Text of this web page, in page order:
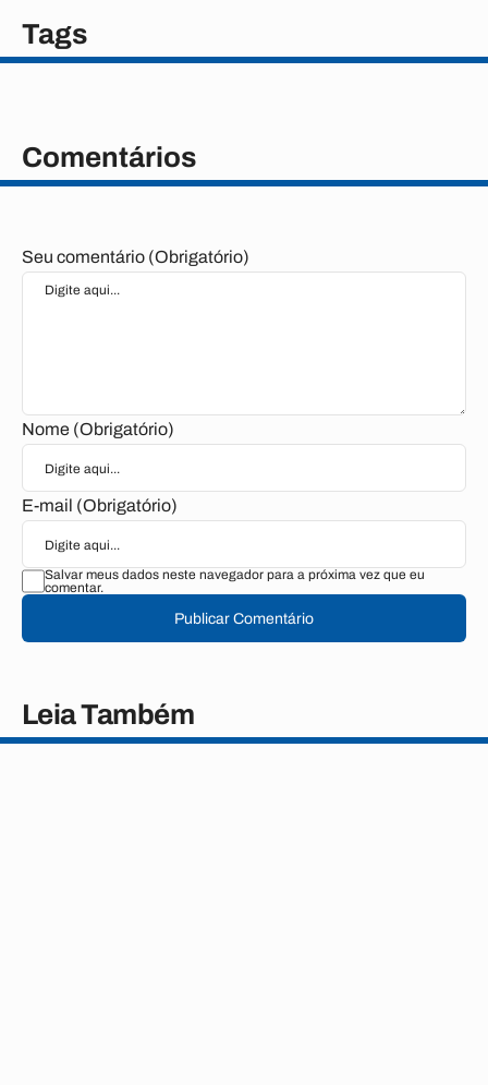
Tags
Comentários
Seu comentário (Obrigatório)
Nome (Obrigatório)
E-mail (Obrigatório)
Salvar meus dados neste navegador para a próxima vez que eu
comentar.
Publicar Comentário
Leia Também